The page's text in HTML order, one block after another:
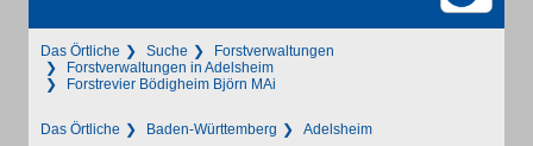
Das Örtliche Suche
Forstverwaltungen
Forstverwaltungen in Adelsheim
Forstrevier Bödigheim Björn MAi
Das Örtliche Baden-Württemberg Adelsheim